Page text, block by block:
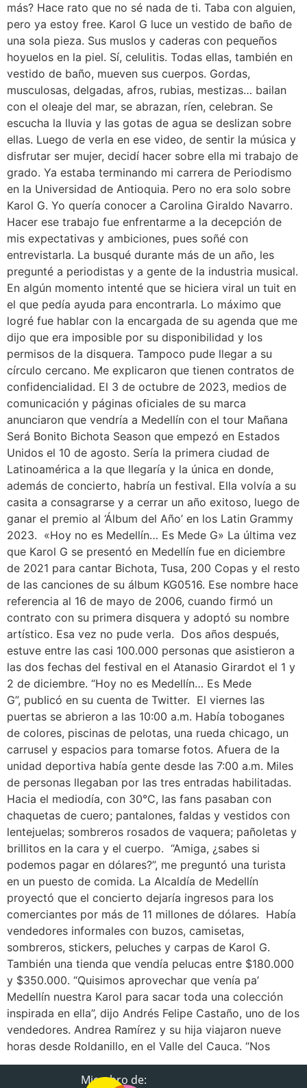
más? Hace rato que no sé nada de ti. Taba con alguien,
pero ya estoy free. Karol G luce un vestido de baño de
una sola pieza. Sus muslos y caderas con pequeños
hoyuelos en la piel. Sí, celulitis. Todas ellas, también en
vestido de baño, mueven sus cuerpos. Gordas,
musculosas, delgadas, afros, rubias, mestizas… bailan
con el oleaje del mar, se abrazan, ríen, celebran. Se
escucha la lluvia y las gotas de agua se deslizan sobre
ellas. Luego de verla en ese video, de sentir la música y
disfrutar ser mujer, decidí hacer sobre ella mi trabajo de
grado. Ya estaba terminando mi carrera de Periodismo
en la Universidad de Antioquia. Pero no era solo sobre
Karol G. Yo quería conocer a Carolina Giraldo Navarro.
Hacer ese trabajo fue enfrentarme a la decepción de
mis expectativas y ambiciones, pues soñé con
entrevistarla. La busqué durante más de un año, les
pregunté a periodistas y a gente de la industria musical.
En algún momento intenté que se hiciera viral un tuit en
el que pedía ayuda para encontrarla. Lo máximo que
logré fue hablar con la encargada de su agenda que me
dijo que era imposible por su disponibilidad y los
permisos de la disquera. Tampoco pude llegar a su
círculo cercano. Me explicaron que tienen contratos de
confidencialidad. El 3 de octubre de 2023, medios de
comunicación y páginas oficiales de su marca
anunciaron que vendría a Medellín con el tour Mañana
Será Bonito Bichota Season que empezó en Estados
Unidos el 10 de agosto. Sería la primera ciudad de
Latinoamérica a la que llegaría y la única en donde,
además de concierto, habría un festival. Ella volvía a su
casita a consagrarse y a cerrar un año exitoso, luego de
ganar el premio al ‘Álbum del Año’ en los Latin Grammy
2023. «Hoy no es Medellín… Es Mede G» La última vez
que Karol G se presentó en Medellín fue en diciembre
de 2021 para cantar Bichota, Tusa, 200 Copas y el resto
de las canciones de su álbum KG0516. Ese nombre hace
referencia al 16 de mayo de 2006, cuando firmó un
contrato con su primera disquera y adoptó su nombre
artístico. Esa vez no pude verla. Dos años después,
estuve entre las casi 100.000 personas que asistieron a
las dos fechas del festival en el Atanasio Girardot el 1 y
2 de diciembre. “Hoy no es Medellín… Es Mede
G”, publicó en su cuenta de Twitter. El viernes las
puertas se abrieron a las 10:00 a.m. Había toboganes
de colores, piscinas de pelotas, una rueda chicago, un
carrusel y espacios para tomarse fotos. Afuera de la
unidad deportiva había gente desde las 7:00 a.m. Miles
de personas llegaban por las tres entradas habilitadas.
Hacia el mediodía, con 30°C, las fans pasaban con
chaquetas de cuero; pantalones, faldas y vestidos con
lentejuelas; sombreros rosados de vaquera; pañoletas y
brillitos en la cara y el cuerpo. “Amiga, ¿sabes si
podemos pagar en dólares?”, me preguntó una turista
en un puesto de comida. La Alcaldía de Medellín
proyectó que el concierto dejaría ingresos para los
comerciantes por más de 11 millones de dólares. Había
vendedores informales con buzos, camisetas,
sombreros, stickers, peluches y carpas de Karol G.
También una tienda que vendía pelucas entre $180.000
y $350.000. “Quisimos aprovechar que venía pa’
Medellín nuestra Karol para sacar toda una colección
inspirada en ella”, dijo Andrés Felipe Castaño, uno de los
vendedores. Andrea Ramírez y su hija viajaron nueve
horas desde Roldanillo, en el Valle del Cauca. “Nos
Miembro de: